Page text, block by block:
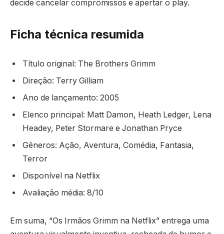
decide cancelar compromissos e apertar o play.
Ficha técnica resumida
Título original: The Brothers Grimm
Direção: Terry Gilliam
Ano de lançamento: 2005
Elenco principal: Matt Damon, Heath Ledger, Lena
Headey, Peter Stormare e Jonathan Pryce
Gêneros: Ação, Aventura, Comédia, Fantasia,
Terror
Disponível na Netflix
Avaliação média: 8/10
Em suma, “Os Irmãos Grimm na Netflix” entrega uma